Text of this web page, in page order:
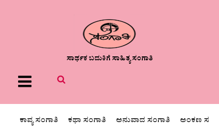
ಸಾರ್ಥಕ ಬದುಕಿಗೆ ಸಾಹಿತ್ಯ ಸಂಗಾತಿ
Menu
ಕಾವ್ಯ ಸಂಗಾತಿ ಕಥಾ ಸಂಗಾತಿ ಅನುವಾದ ಸಂಗಾತಿ ಅಂಕಣ